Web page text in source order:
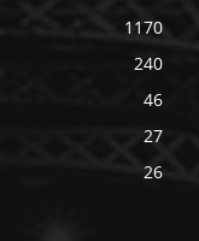
1170
240
46
27
26